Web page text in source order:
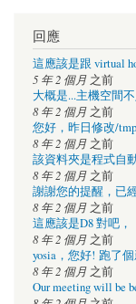
回應
這應該是跟 virtual
5 年 2 個月 之前
大概是...主機空間
8 年 2 個月 之前
您好，昨日修改/
8 年 2 個月 之前
該資料夾是程式自
8 年 2 個月 之前
謝謝您的提醒，已
8 年 2 個月 之前
這應該是D8 對吧，
8 年 2 個月 之前
yosia，您好! 跑了
8 年 2 個月 之前
Our meeting will be